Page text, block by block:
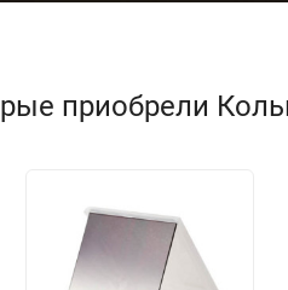
приобрели